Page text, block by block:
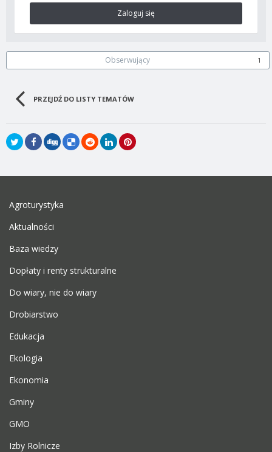
Zaloguj się
Obserwujący 1
PRZEJDŹ DO LISTY TEMATÓW
Agroturystyka
Aktualności
Baza wiedzy
Dopłaty i renty strukturalne
Do wiary, nie do wiary
Drobiarstwo
Edukacja
Ekologia
Ekonomia
Gminy
GMO
Izby Rolnicze